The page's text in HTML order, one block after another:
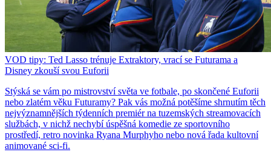
VOD tipy: Ted Lasso trénuje Extraktory, vrací se Futurama a
Disney zkouší svou Euforii
Stýská se vám po mistrovství světa ve fotbale, po skončené Euforii
nebo zlatém věku Futuramy? Pak vás možná potěšíme shrnutím těch
nejvýznamnějších týdenních premiér na tuzemských streamovacích
službách, v nichž nechybí úspěšná komedie ze sportovního
prostředí, retro novinka Ryana Murphyho nebo nová řada kultovní
animované sci-fi.